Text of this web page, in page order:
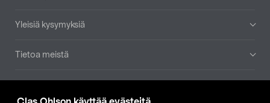
Yleisiä kysymyksiä
Tietoa meistä